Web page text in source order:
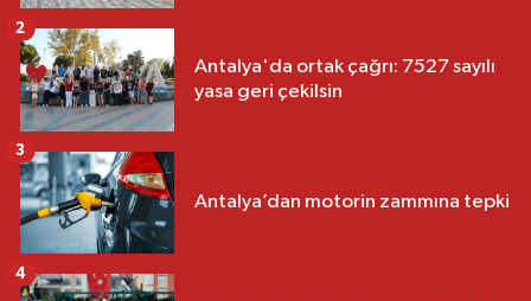
Antalya'da ortak çağrı: 7527 sayılı
yasa geri çekilsin
2
Antalya’dan motorin zammına tepki
3
4